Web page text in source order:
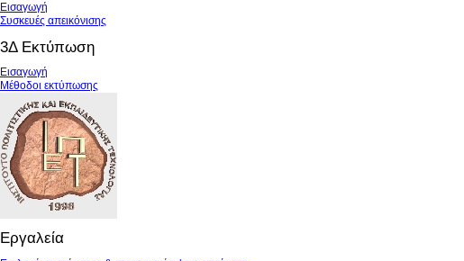
Εισαγωγή
Συσκευές απεικόνισης
3Δ Εκτύπωση
Εισαγωγή
Μέθοδοι εκτύπωσης
Εργαλεία